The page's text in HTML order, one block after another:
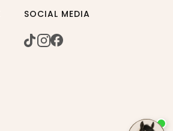
SOCIAL MEDIA